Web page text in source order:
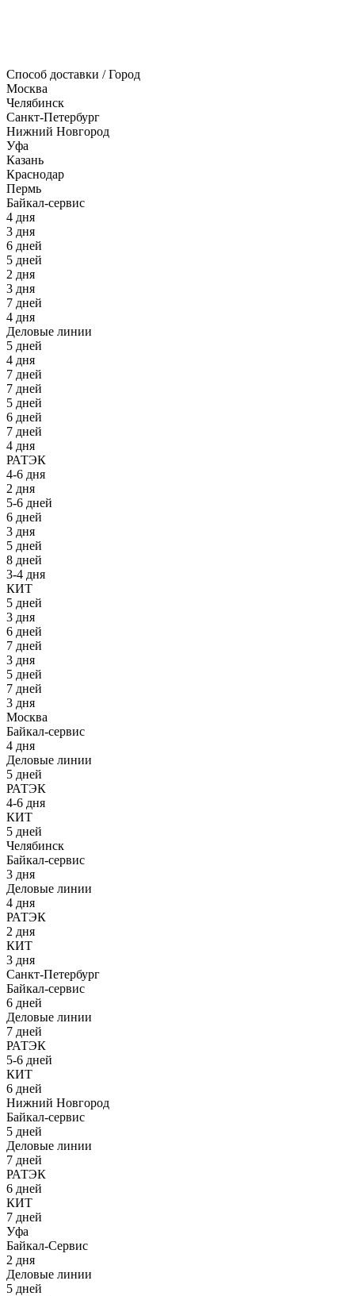
Способ доставки / Город
Москва
Челябинск
Санкт-Петербург
Нижний Новгород
Уфа
Казань
Краснодар
Пермь
Байкал-сервис
4 дня
3 дня
6 дней
5 дней
2 дня
3 дня
7 дней
4 дня
Деловые линии
5 дней
4 дня
7 дней
7 дней
5 дней
6 дней
7 дней
4 дня
РАТЭК
4-6 дня
2 дня
5-6 дней
6 дней
3 дня
5 дней
8 дней
3-4 дня
КИТ
5 дней
3 дня
6 дней
7 дней
3 дня
5 дней
7 дней
3 дня
Москва
Байкал-сервис
4 дня
Деловые линии
5 дней
РАТЭК
4-6 дня
КИТ
5 дней
Челябинск
Байкал-сервис
3 дня
Деловые линии
4 дня
РАТЭК
2 дня
КИТ
3 дня
Санкт-Петербург
Байкал-сервис
6 дней
Деловые линии
7 дней
РАТЭК
5-6 дней
КИТ
6 дней
Нижний Новгород
Байкал-сервис
5 дней
Деловые линии
7 дней
РАТЭК
6 дней
КИТ
7 дней
Уфа
Байкал-Сервис
2 дня
Деловые линии
5 дней